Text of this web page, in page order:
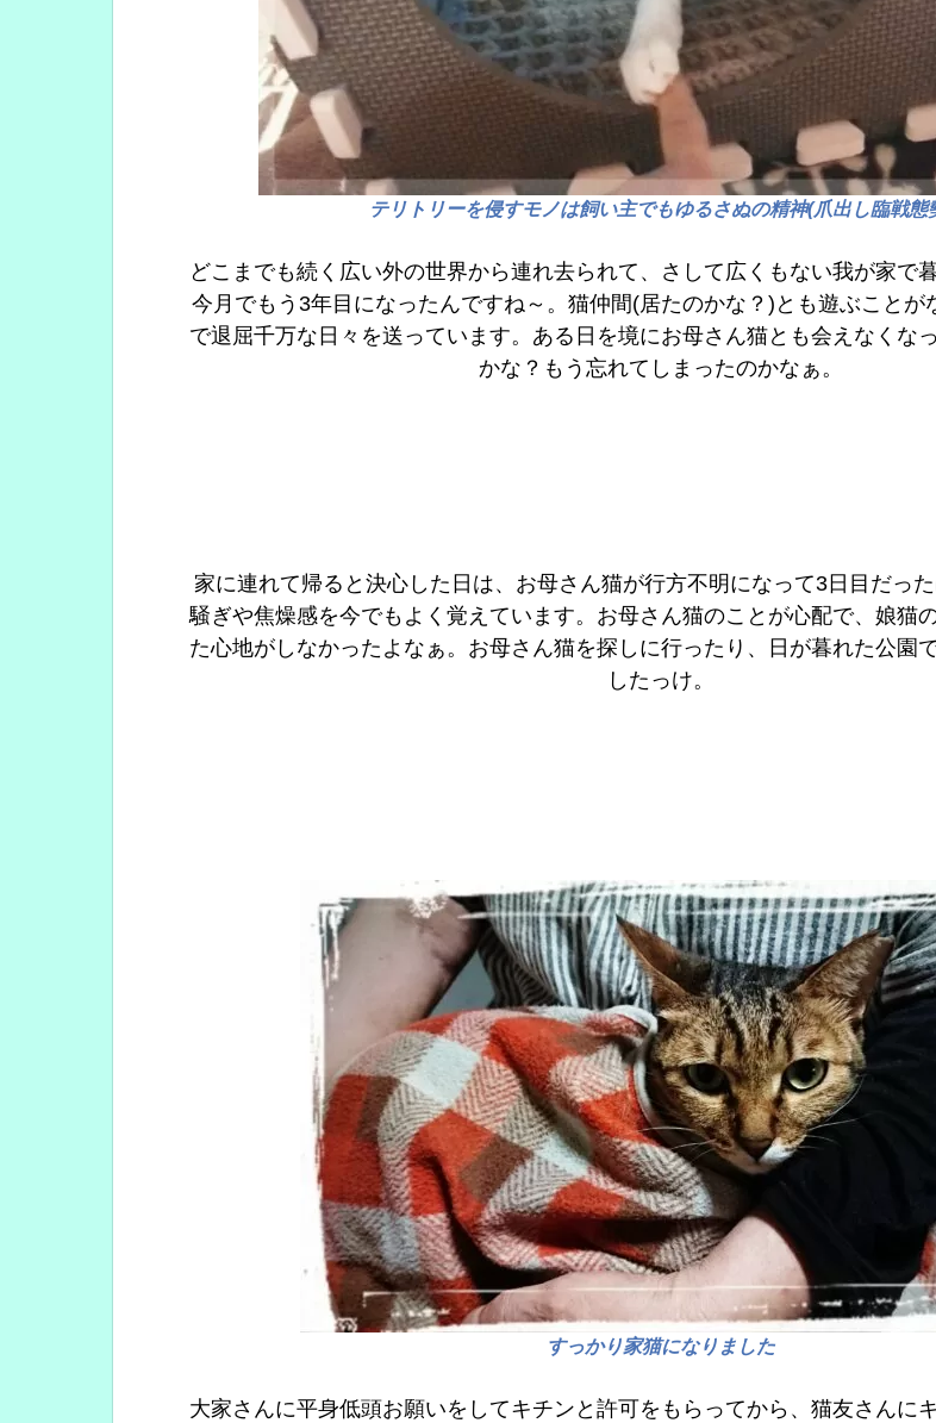
テリトリーを侵すモノは飼い主でもゆるさぬの精神(爪出し臨戦態
どこまでも続く広い外の世界から連れ去られて、さして広くもない我が家で
今月でもう3年目になったんですね～。猫仲間(居たのかな？)とも遊ぶことが
で退屈千万な日々を送っています。ある日を境にお母さん猫とも会えなくな
かな？もう忘れてしまったのかなぁ。
家に連れて帰ると決心した日は、お母さん猫が行方不明になって3日目だっ
騒ぎや焦燥感を今でもよく覚えています。お母さん猫のことが心配で、娘猫
た心地がしなかったよなぁ。お母さん猫を探しに行ったり、日が暮れた公園
したっけ。
すっかり家猫になりました
大家さんに平身低頭お願いをしてキチンと許可をもらってから、猫友さんに